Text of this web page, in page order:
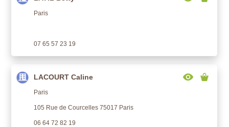
Paris
07 65 57 23 19
LACOURT Caline
Paris
105 Rue de Courcelles 75017 Paris
06 64 72 82 19